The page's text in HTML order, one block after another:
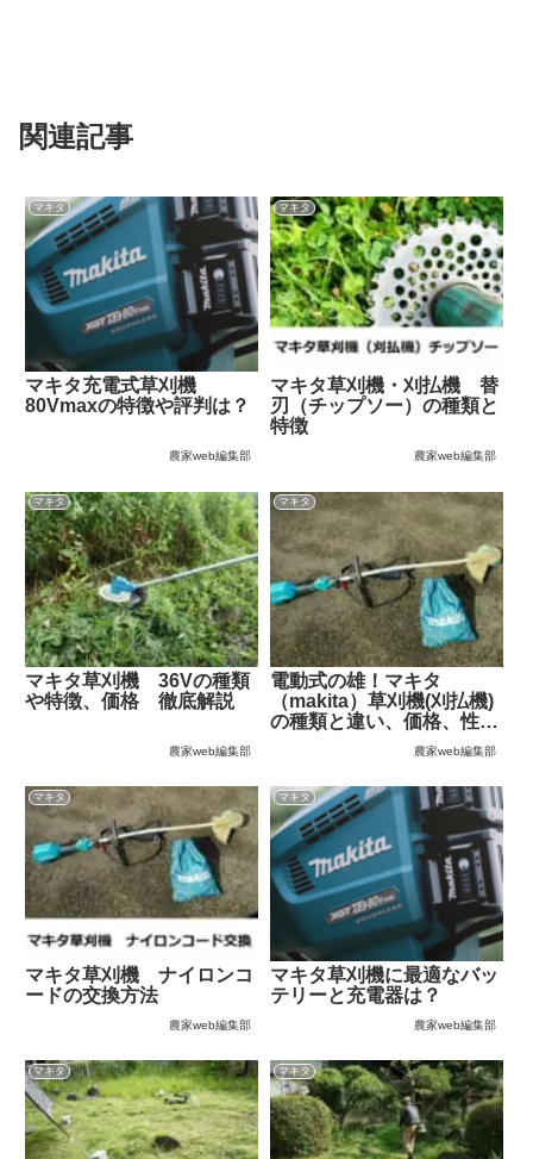
関連記事
マキタ
マキタ充電式草刈機
80Vmaxの特徴や評判は？
農家web編集部
マキタ
マキタ草刈機・刈払機 替
刃（チップソー）の種類と
特徴
農家web編集部
マキタ
マキタ草刈機 36Vの種類
や特徴、価格 徹底解説
農家web編集部
マキタ
電動式の雄！マキタ
（makita）草刈機(刈払機)
の種類と違い、価格、性能
農家web編集部
マキタ
マキタ草刈機 ナイロンコ
ードの交換方法
農家web編集部
マキタ
マキタ草刈機に最適なバッ
テリーと充電器は？
農家web編集部
マキタ マキタ